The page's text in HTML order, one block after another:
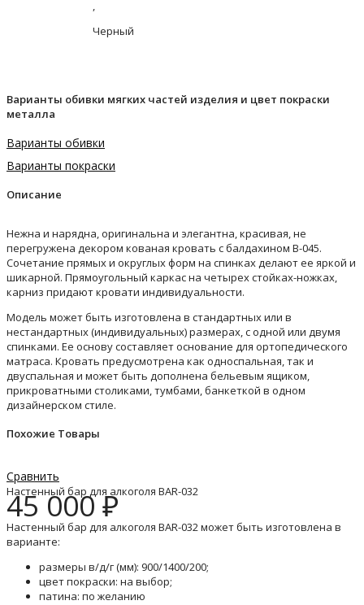
,
Черный
Варианты обивки мягких частей изделия и цвет покраски
металла
Варианты обивки
Варианты покраски
Описание
Нежна и нарядна, оригинальна и элегантна, красивая, не
перегружена декором кованая кровать с балдахином B-045.
Сочетание прямых и округлых форм на спинках делают ее яркой и
шикарной. Прямоугольный каркас на четырех стойках-ножках,
карниз придают кровати индивидуальности.
Модель может быть изготовлена в стандартных или в
нестандартных (индивидуальных) размерах, с одной или двумя
спинками. Ее основу составляет основание для ортопедического
матраса. Кровать предусмотрена как односпальная, так и
двуспальная и может быть дополнена бельевым ящиком,
прикроватными столиками, тумбами, банкеткой в одном
дизайнерском стиле.
Похожие Товары
Сравнить
Настенный бар для алкоголя BAR-032
45 000₽
Настенный бар для алкоголя BAR-032 может быть изготовлена в
варианте:
размеры в/д/г (мм): 900/1400/200;
цвет покраски: на выбор;
патина: по желанию